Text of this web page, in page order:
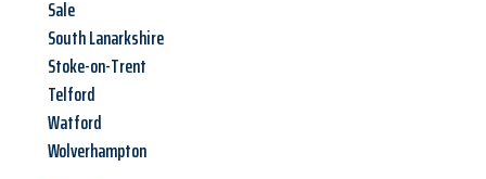
Sale
South Lanarkshire
Stoke-on-Trent
Telford
Watford
Wolverhampton